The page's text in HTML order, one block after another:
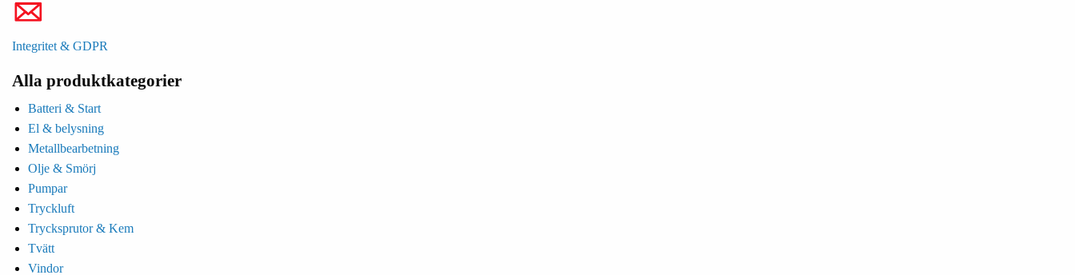
Integritet & GDPR
Alla produktkategorier
Batteri & Start
El & belysning
Metallbearbetning
Olje & Smörj
Pumpar
Tryckluft
Trycksprutor & Kem
Tvätt
Vindor